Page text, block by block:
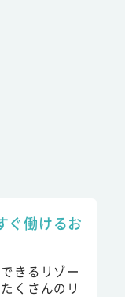
ぐ働けるお
きるリゾー
くさんのリ